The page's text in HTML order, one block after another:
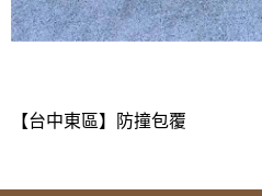
【台中東區】防撞包覆